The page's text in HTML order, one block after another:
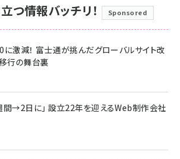
つ情報バッチリ！ Sponsored
激減！ 富士通が挑んだグローバルサイト改
行の舞台裏
間→2日に」 設立22年を迎えるWeb制作会社